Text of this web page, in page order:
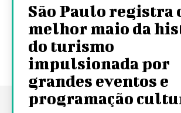
São Paulo registra
melhor maio da
do turismo
impulsionada por
grandes eventos e
programação